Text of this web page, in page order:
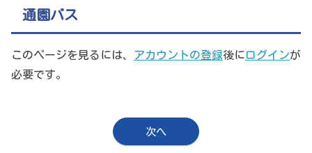
通園バス
このページを見るには、 アカウントの登録後にログインが
必要です。
次へ